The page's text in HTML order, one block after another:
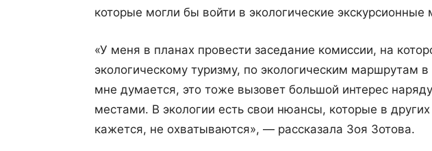
которые могли бы войти в экологические
«У меня в планах провести заседание комиссии, на
экологическому туризму, по экологическим маршрутам
мне думается, это тоже вызовет большой интерес
местами. В экологии есть свои нюансы, которые в
кажется, не охватываются», — рассказала Зоя Зотова.